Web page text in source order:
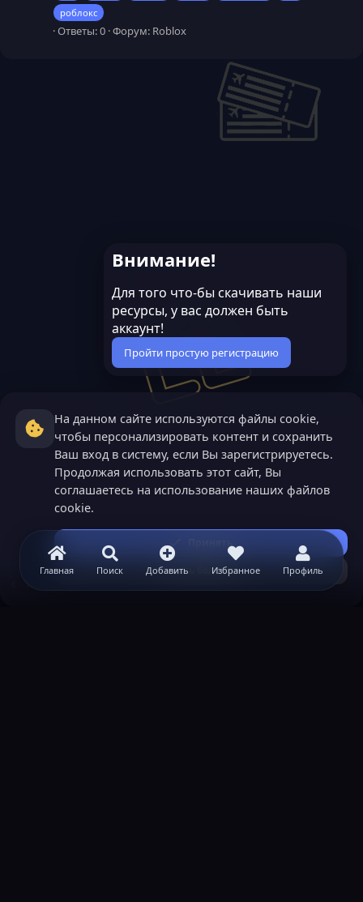
Главная Поиск Добавить Избранное Профиль
роблокс
Ответы: 0 Форум: Roblox
Теги
Внимание!
Для того что-бы скачивать наши
ресурсы, у вас должен быть
аккаунт!
Пройти простую регистрацию
На данном сайте используются файлы cookie,
чтобы персонализировать контент и сохранить
Ваш вход в систему, если Вы зарегистрируетесь.
Продолжая использовать этот сайт, Вы
соглашаетесь на использование наших файлов
cookie.
Принять
Узнать больше...